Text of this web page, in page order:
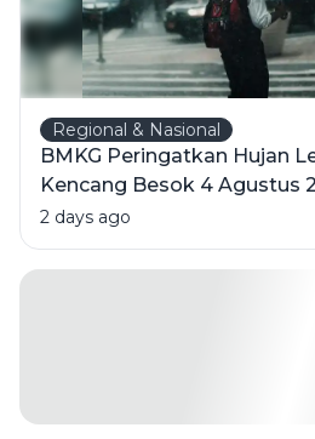
Regional & Nasional
BMKG Peringatkan Hujan
Kencang Besok 4 Agustus
Wilayahnya
2 days ago